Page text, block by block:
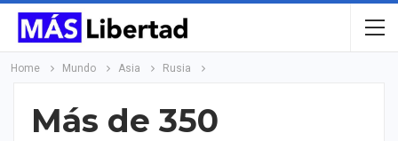
Home Mundo Asia Rusia
Más de 350